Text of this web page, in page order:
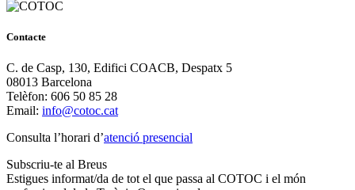
Contacte
C. de Casp, 130, Edifici COACB, Despatx 5
08013 Barcelona
Telèfon: 606 50 85 28
Email: info@cotoc.cat
Consulta l’horari d’atenció presencial
Subscriu-te al Breus
Estigues informat/da de tot el que passa al COTOC i el món